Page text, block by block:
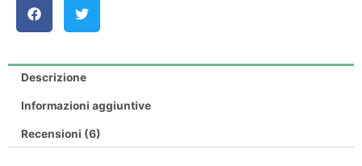
Descrizione
Informazioni aggiuntive
Recensioni (6)